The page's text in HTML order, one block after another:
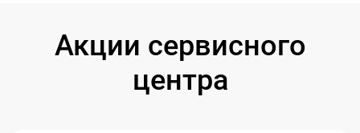
Акции сервисного
центра